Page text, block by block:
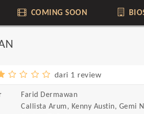
COMING SOON
dari 1 review
Farid Dermawan
Callista Arum, Kenny Austin, Gemi